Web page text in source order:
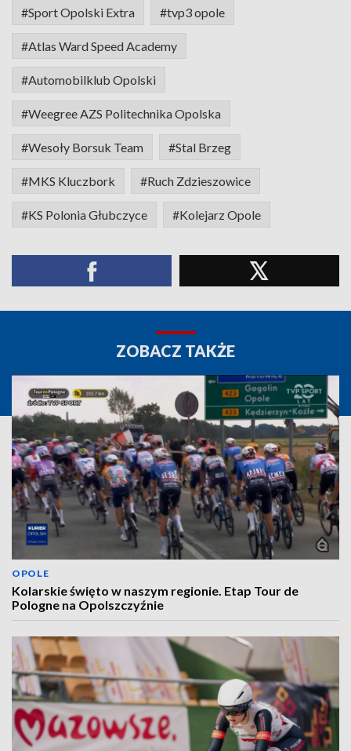
#Sport Opolski Extra #tvp3 opole
#Atlas Ward Speed Academy
#Automobilklub Opolski
#Weegree AZS Politechnika Opolska
#Wesoły Borsuk Team #Stal Brzeg
#MKS Kluczbork #Ruch Zdzieszowice
#KS Polonia Głubczyce #Kolejarz Opole
ZOBACZ TAKŻE
OPOLE
Kolarskie święto w naszym regionie. Etap Tour de
Pologne na Opolszczyźnie